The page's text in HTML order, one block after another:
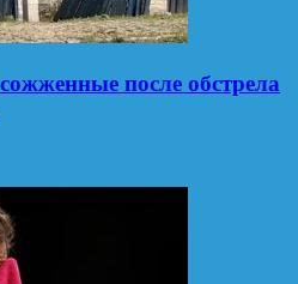
после обстрела